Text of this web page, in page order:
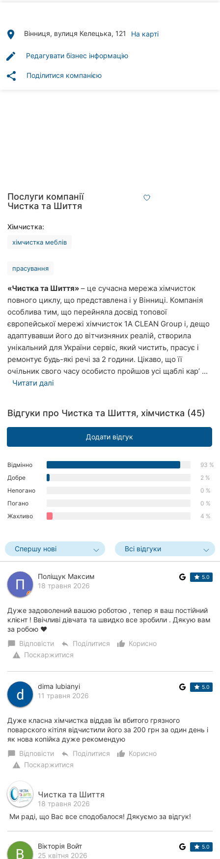
рубрики
Хмельницький
Рівне
Кропивницький
Харків
Запоріжжя
Дніпро
Львів
Ріг
Полтава
Чернігів
Черкаси
Суми
Івано-
Франківськ
Луцьк
Ужгород
Карпати
place Вінниця, вулиця Келецька, 121 На карті
edit Редагувати бізнес інформацію
share Поділитися компанією
Послуги компанії
Чистка та Шиття
Хімчистка:
хімчистка меблів
прасування
«Чистка та Шиття» – це сучасна мережа хімчисток
повного циклу, що представлена і у Вінниці. Компанія
особлива тим, що перейняла досвід топової
європейської мережі хімчисток 1A CLEAN Group і, дещо
адаптувавши його до вітчизняних реалій, створила
унікальний для України сервіс, який чистить, прасує і
ремонтує будь-які речі за 2 години. Цікаво, що її
очільник свого часу особисто пройшов усі щаблі кар’ ...
Читати далі
Відгуки про Чистка та Шиття, хімчистка (45)
Додати відгук
Відмінно
93 %
Добре
2 %
Непогано
0 %
Погано
0 %
Жахливо
4 %
Спершу нові Всі відгуки
Поліщук Максим
18 травня 2026
5.0
Дуже задоволений вашою роботою , тепер я ваш постійний
клієнт ! Ввічливі дівчата та швидко все зробили . Дякую вам
за робою ❤️
chat_bubble Відповісти reply Поділитися thumb_up_alt
Корисно
warning Поскаржитися
dima lubianyi
11 травня 2026
5.0
Дуже класна хімчистка віддав їм вбитого грязного
поварского кітіля відчистили його за 200 грн за один день і
як нова копійка дуже рекомендую
chat_bubble Відповісти reply Поділитися thumb_up_alt
Корисно
warning Поскаржитися
Чистка та Шиття
18 травня 2026
Ми раді, що Вас все сподобалося! Дякуємо за відгук!
Вікторія Войт
25 квітня 2026
5.0